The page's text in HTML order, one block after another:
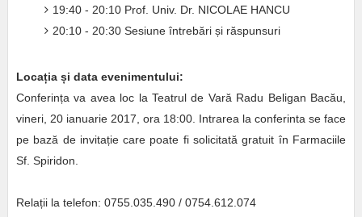
19:40 - 20:10 Prof. Univ. Dr. NICOLAE HANCU
20:10 - 20:30 Sesiune întrebări și răspunsuri
Locația și data evenimentului:
Conferința va avea loc la Teatrul de Vară Radu Beligan Bacău,
vineri, 20 ianuarie 2017, ora 18:00. Intrarea la conferinta se face
pe bază de invitație care poate fi solicitată gratuit în Farmaciile
Sf. Spiridon.
Relații la telefon: 0755.035.490 / 0754.612.074